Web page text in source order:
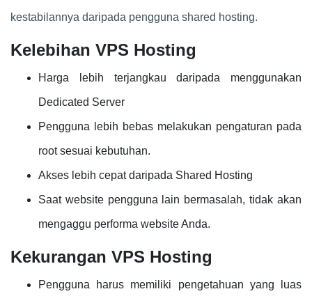
kestabilannya daripada pengguna shared hosting.
Kelebihan VPS Hosting
Harga lebih terjangkau daripada menggunakan
Dedicated Server
Pengguna lebih bebas melakukan pengaturan pada
root sesuai kebutuhan.
Akses lebih cepat daripada Shared Hosting
Saat website pengguna lain bermasalah, tidak akan
mengaggu performa website Anda.
Kekurangan VPS Hosting
Pengguna harus memiliki pengetahuan yang luas